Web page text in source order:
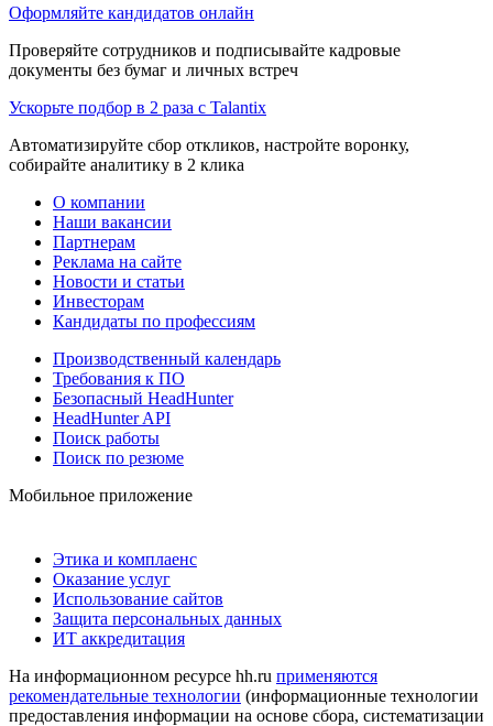
Оформляйте кандидатов онлайн
Проверяйте сотрудников и подписывайте кадровые
документы без бумаг и личных встреч
Ускорьте подбор в 2 раза с Talantix
Автоматизируйте сбор откликов, настройте воронку,
собирайте аналитику в 2 клика
О компании
Наши вакансии
Партнерам
Реклама на сайте
Новости и статьи
Инвесторам
Кандидаты по профессиям
Производственный календарь
Требования к ПО
Безопасный HeadHunter
HeadHunter API
Поиск работы
Поиск по резюме
Мобильное приложение
Этика и комплаенс
Оказание услуг
Использование сайтов
Защита персональных данных
ИТ аккредитация
На информационном ресурсе hh.ru применяются
рекомендательные технологии (информационные технологии
предоставления информации на основе сбора, систематизации